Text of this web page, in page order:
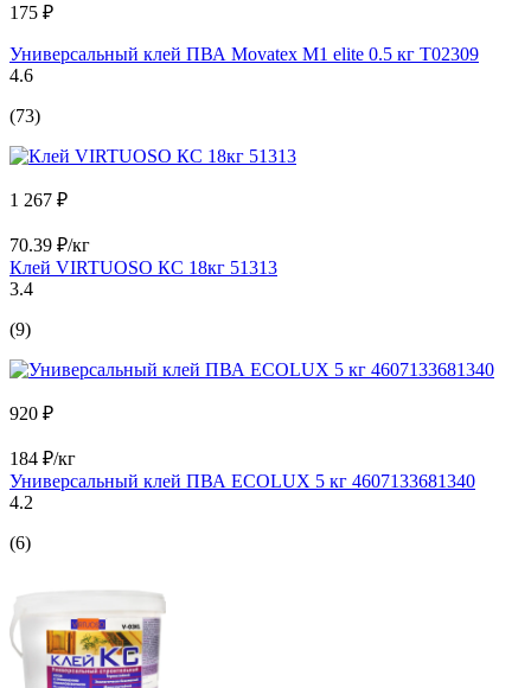
175 ₽
Универсальный клей ПВА Movatex М1 elite 0.5 кг Т02309
4.6
(73)
1 267 ₽
70.39 ₽/кг
Клей VIRTUOSO КС 18кг 51313
3.4
(9)
920 ₽
184 ₽/кг
Универсальный клей ПВА ECOLUX 5 кг 4607133681340
4.2
(6)